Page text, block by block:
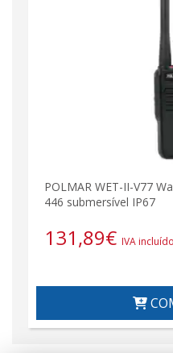
POLMAR WET-II-V77
446 submersível IP67
131,89€ IVA incluído